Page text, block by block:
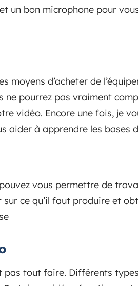
un bon microphone pour
moyens d’acheter de
ne pourrez pas vraiment
vidéo. Encore une fois, je
aider à apprendre les bases
vous permettre de
ce qu’il faut produire et
pas tout faire. Différents